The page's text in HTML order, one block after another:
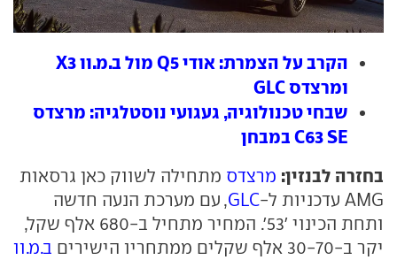
הקרב על הצמרת: אודי Q5 מול ב.מ.וו X3
ומרצדס GLC
שבחי טכנולוגיה, געגועי נוסטלגיה: מרצדס
C63 SE במבחן
בחזרה לבנזין: מרצדס מתחילה לשווק כאן גרסאות
AMG עדכניות ל-
GLC, עם מערכת הנעה חדשה
ותחת הכינוי '53'. המחיר מתחיל ב-680 אלף שקל,
יקר ב-30-70 אלף שקלים ממתחריו הישירים
ב.מ.וו